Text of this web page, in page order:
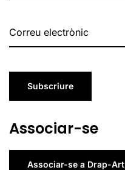
Subscriure
Associar-se
Associar-se a Drap-Art